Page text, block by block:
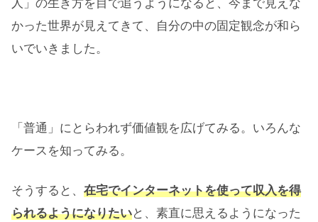
人」の生き方を目で追うようになると、今まで見えな
かった世界が見えてきて、自分の中の固定観念が和ら
いでいきました。
「普通」にとらわれず価値観を広げてみる。いろんな
ケースを知ってみる。
そうすると、 在宅でインターネットを使って収入を得
られるようになりたいと、素直に思えるようになった